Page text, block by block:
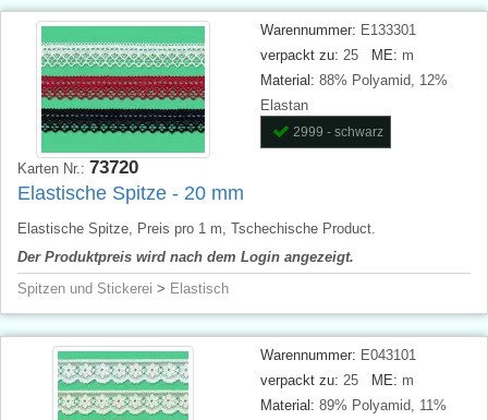
Warennummer: E133301
verpackt zu: 25 ME: m
Material: 88% Polyamid, 12%
Elastan
2999 - schwarz
Karten Nr.: 73720
Elastische Spitze - 20 mm
Elastische Spitze, Preis pro 1 m, Tschechische Product.
Der Produktpreis wird nach dem Login angezeigt.
Spitzen und Stickerei > Elastisch
Warennummer: E043101
verpackt zu: 25 ME: m
Material: 89% Polyamid, 11%